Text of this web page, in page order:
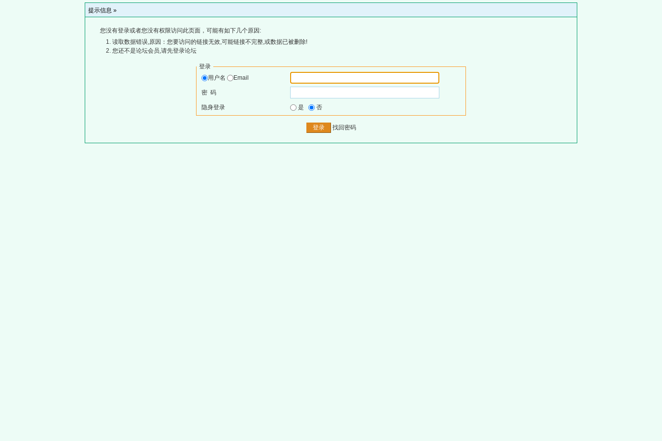
提示信息 »
您没有登录或者您没有权限访问此页面，可能有如下几个原因:
读取数据错误,原因：您要访问的链接无效,可能链接不完整,或数据已被删除!
您还不是论坛会员,请先登录论坛
登录
用户名
Email
密 码
隐身登录 是 否
找回密码